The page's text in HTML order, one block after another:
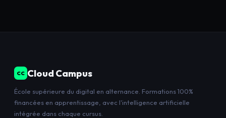
CC Cloud Campus
École supérieure du digital en alternance. Formations 100%
financées en apprentissage, avec l'intelligence artificielle
intégrée dans chaque cursus.